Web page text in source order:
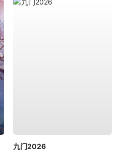
九门2026